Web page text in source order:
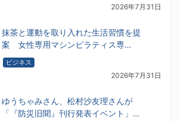
2026年7月31日
抹茶と運動を取り入れた生活習慣を提
案 女性専用マシンピラティス専…
ビジネス
2026年7月31日
ゆうちゃみさん、松村沙友理さんが
「『防災旧聞』刊行発表イベント」…